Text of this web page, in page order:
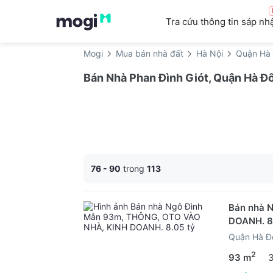
Tra cứu thông tin sáp
Mogi Mua bán nhà đất Hà Nội Quận
Bán Nhà Phan Đình Giót, Quận Hà
76 - 90 trong 113
Bán nhà
DOANH.
Quận Hà
93 m2